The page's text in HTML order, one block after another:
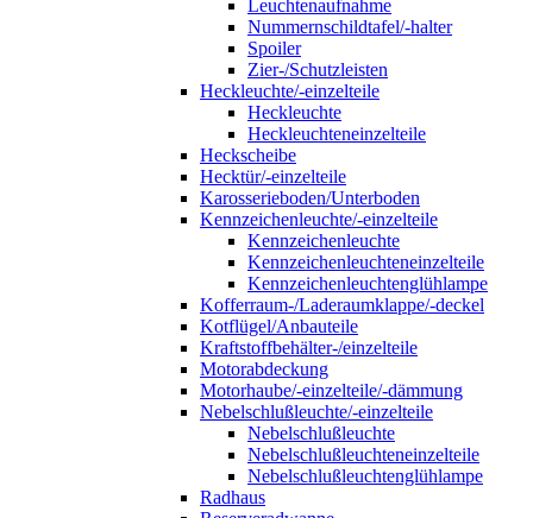
Leuchtenaufnahme
Nummernschildtafel/-halter
Spoiler
Zier-/Schutzleisten
Heckleuchte/-einzelteile
Heckleuchte
Heckleuchteneinzelteile
Heckscheibe
Hecktür/-einzelteile
Karosserieboden/Unterboden
Kennzeichenleuchte/-einzelteile
Kennzeichenleuchte
Kennzeichenleuchteneinzelteile
Kennzeichenleuchtenglühlampe
Kofferraum-/Laderaumklappe/-deckel
Kotflügel/Anbauteile
Kraftstoffbehälter-/einzelteile
Motorabdeckung
Motorhaube/-einzelteile/-dämmung
Nebelschlußleuchte/-einzelteile
Nebelschlußleuchte
Nebelschlußleuchteneinzelteile
Nebelschlußleuchtenglühlampe
Radhaus